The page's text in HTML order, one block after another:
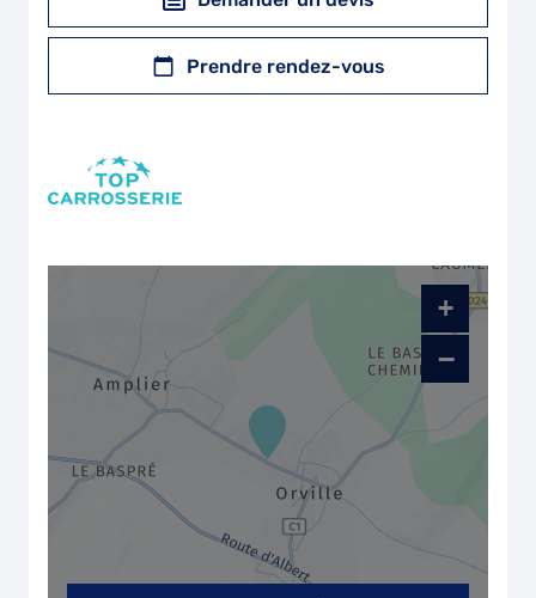
Prendre rendez-vous
+
−